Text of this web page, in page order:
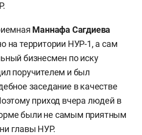
Маннафа Сагдиева
на территории НУР-1, а сам
бизнесмен по иску
поручителем и был
заседание в качестве
приход вчера людей в
были не самым приятным
главы НУР.